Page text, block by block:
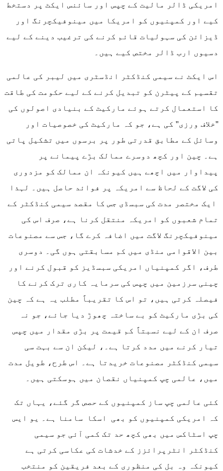
امریکی ڈالر مالیت کے چپس اور سائنس ایکٹ پر دستخط
کیے اور کمپنیوں کو امریکا میں مینوفیکچرنگ اور
ڈیزائن کی سہولیات قائم کرنے کی ترغیب دینے کے لیے
دسیوں ارب ڈالر مختص کیے ہیں۔
اس ایکٹ نے سیمی کنڈکٹر انڈسٹری میں لیبر کی عالمی
تقسیم کے پیٹرن کو تبدیل کرنے کے لیے حکومت کی طاقت
کا استعمال کرتے ہوئے مارکیٹ کے بنیادی اصولوں کی
''خلاف ورزی'' کی ہے، جو کہ مارکیٹ کی خصوصیات اور
وسائل کے مطابق قدرتی طور پر برسوں میں تشکیل پاتی
ہے۔ چین اور کچھ دوسرے ممالک بڑے پیمانے پر
پیداوار میں اچھے ہیں کیونکہ ان ممالک کو مزدوری
کی لاگت کے لحاظ سے امریکہ پر فوائد حاصل ہیں۔ لہذا
ایک مختصر مدت کی سبسڈی جس کا مقصد سیمی کنڈکٹر کے
تمام شعبوں کو امریکہ منتقل کرنا ہے، صرف اس کی
مینوفیکچرنگ لاگت میں اضافہ کرے گا، جس سے مصنوعات
بین الاقوامی منڈی میں کم مسابقتی ہوں گی۔ دوسری
طرف، اگر کمپنیاں امریکی سبسڈیز کو قبول کرنے اور
چینی سرزمین میں چپس کی سرمایہ کاری ترک کرنے کا
فیصلہ کرتی ہیں، تو اس کا تقریباً مطلب یہ ہے کہ چین
کی بڑی مارکیٹ کو بے ساختہ چھوڑ دیا جائے، جو نہ
صرف ان کے لیے نسبتاً کم قیمت پر بڑی مقدار میں چپس
تیار کرنے میں مدد کرتا ہے۔، لیکن ان سے بہت سی
سیمی کنڈکٹر مصنوعات خریدتا ہے۔ اس طرح، طویل مدت
میں، عالمی چپ کمپنیاں نقصان میں ہوسکتی ہیں۔
کئی عالمی چپ ساز کمپنیوں کے حصص گر گئے، یہاں تک
کہ امریکی کمپنیوں کو بھی اسکا سامنا ہے۔ یو ایس
چپ اسٹاکس میں بھی کچھ حد تک کمی آئی جو سیمی
کنڈکٹر انٹرپرائزز کے خدشات کی عکاسی کرتی ہے
کیونکہ وہ بل کی منظوری کے بعد فریقین کو منتخب